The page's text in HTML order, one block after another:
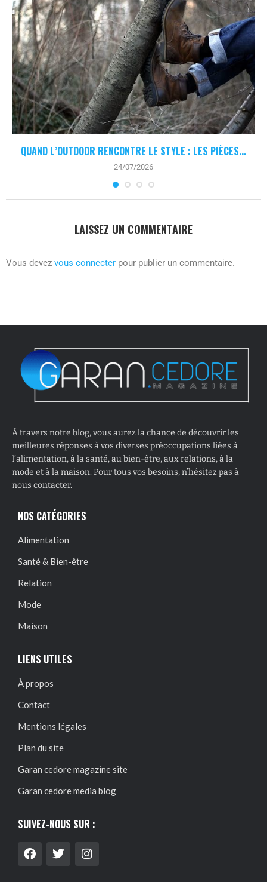
QUAND L’OUTDOOR RENCONTRE LE STYLE : LES PIÈCES...
24/07/2026
LAISSEZ UN COMMENTAIRE
Vous devez vous connecter pour publier un commentaire.
À travers notre blog, vous aurez la chance de découvrir les
meilleures réponses à vos diverses préoccupations liées à
l’alimentation, à la santé, au bien-être, aux relations, à la
mode et à la maison. Pour tous vos besoins, n’hésitez pas à
nous contacter.
NOS CATÉGORIES
Alimentation
Santé & Bien-être
Relation
Mode
Maison
LIENS UTILES
À propos
Contact
Mentions légales
Plan du site
Garan cedore magazine site
Garan cedore media blog
SUIVEZ-NOUS SUR :